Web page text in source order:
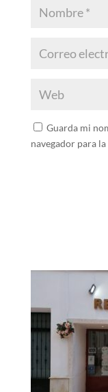
Guarda mi
navegador para